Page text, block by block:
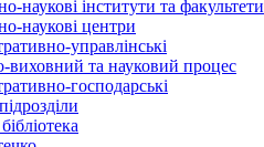
наукові інститути та факультети
наукові центри
управлінські
виховний та науковий процес
господарські